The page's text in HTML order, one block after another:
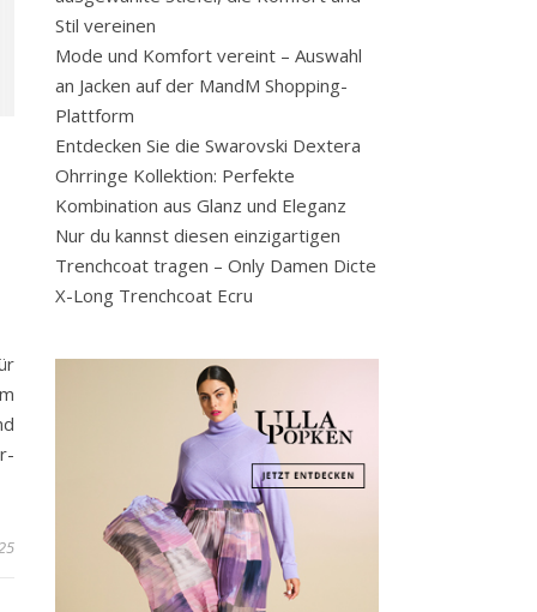
Stil vereinen
Mode und Komfort vereint – Auswahl
an Jacken auf der MandM Shopping-
Plattform
Entdecken Sie die Swarovski Dextera
Ohrringe Kollektion: Perfekte
Kombination aus Glanz und Eleganz
Nur du kannst diesen einzigartigen
Trenchcoat tragen – Only Damen Dicte
X-Long Trenchcoat Ecru